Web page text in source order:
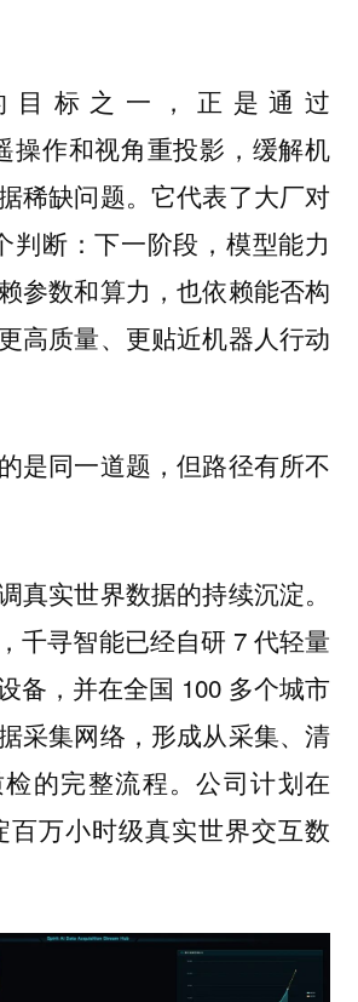
目标之一，正是通过
操作和视角重投影，缓解机
稀缺问题。它代表了大厂对
判断：下一阶段，模型能力
参数和算力，也依赖能否构
高质量、更贴近机器人行动
是同一道题，但路径有所不
真实世界数据的持续沉淀。
千寻智能已经自研 7 代轻量
备，并在全国 100 多个城市
采集网络，形成从采集、清
的完整流程。公司计划在
百万小时级真实世界交互数